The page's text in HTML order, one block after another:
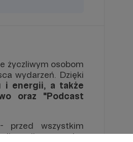
życzliwym osobom
wydarzeń. Dzięki
i energii, a także
oraz "Podcast
przed wszystkim
licencji na muzykę,